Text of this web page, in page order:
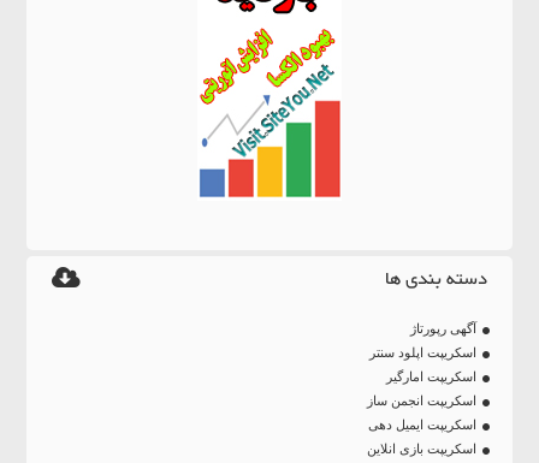
دسته بندی ها
آگهی رپورتاژ
اسکریپت اپلود سنتر
اسکریپت امارگیر
اسکریپت انجمن ساز
اسکریپت ایمیل دهی
اسکریپت بازی انلاین